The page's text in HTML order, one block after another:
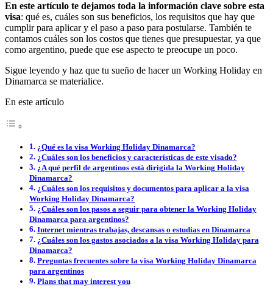
En este artículo te dejamos toda la información clave sobre esta
visa: qué es, cuáles son sus beneficios, los requisitos que hay que
cumplir para aplicar y el paso a paso para postularse. También te
contamos cuáles son los costos que tienes que presupuestar, ya que
como argentino, puede que ese aspecto te preocupe un poco.
Sigue leyendo y haz que tu sueño de hacer un Working Holiday en
Dinamarca se materialice.
En este artículo
¿Qué es la visa Working Holiday Dinamarca?
¿Cuáles son los beneficios y características de este visado?
¿A qué perfil de argentinos está dirigida la Working Holiday
Dinamarca?
¿Cuáles son los requisitos y documentos para aplicar a la visa
Working Holiday Dinamarca?
¿Cuáles son los pasos a seguir para obtener la Working Holiday
Dinamarca para argentinos?
Internet mientras trabajas, descansas o estudias en Dinamarca
¿Cuáles son los gastos asociados a la visa Working Holiday para
Dinamarca?
Preguntas frecuentes sobre la visa Working Holiday Dinamarca
para argentinos
Plans that may interest you